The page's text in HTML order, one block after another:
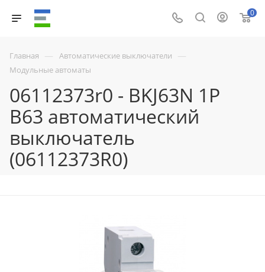
0
Главная — Автоматические выключатели —
Модульные автоматы
06112373r0 - BKJ63N 1P
B63 автоматический
выключатель
(06112373R0)